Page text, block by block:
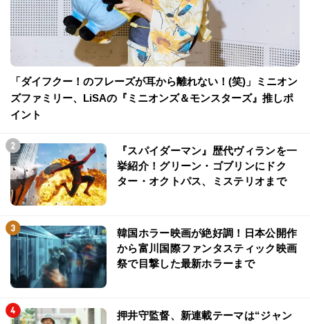
「ダイフクー！のフレーズが耳から離れない！(笑)」ミニオン
ズファミリー、LiSAの『ミニオンズ＆モンスターズ』推しポ
イント
『スパイダーマン』歴代ヴィランを一
挙紹介！グリーン・ゴブリンにドク
ター・オクトパス、ミステリオまで
韓国ホラー映画が絶好調！日本公開作
から富川国際ファンタスティック映画
祭で目撃した最新ホラーまで
押井守監督、新連載テーマは“ジャン